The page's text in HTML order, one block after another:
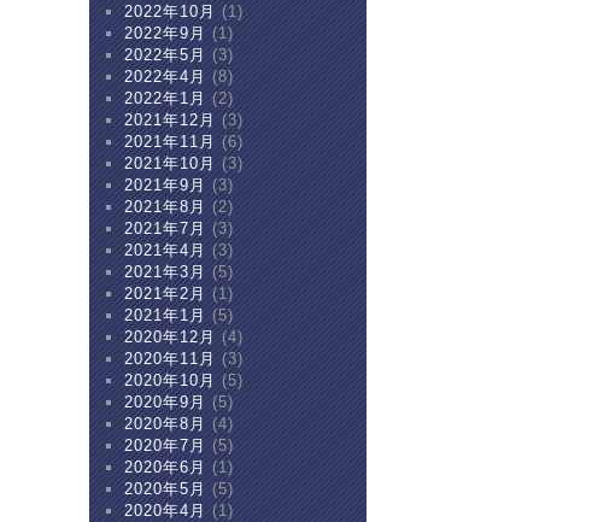
2022年10月 (1)
2022年9月 (1)
2022年5月 (3)
2022年4月 (8)
2022年1月
(2)
2021年12月 (3)
2021年11月 (6)
2021年10月 (3)
2021年9月 (3)
2021年8月
(2)
2021年7月 (3)
2021年4月 (3)
2021年3月 (5)
2021年2月 (1)
2021年1月
(5)
2020年12月 (4)
2020年11月 (3)
2020年10月 (5)
2020年9月 (5)
2020年8月
(4)
2020年7月 (5)
2020年6月 (1)
2020年5月 (5)
2020年4月 (1)